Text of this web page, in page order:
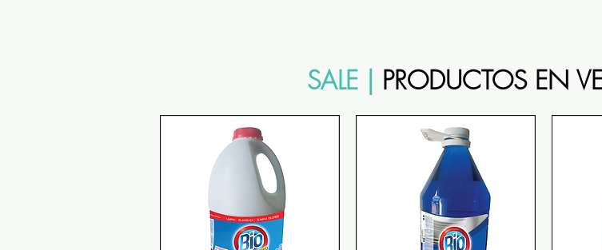
SALE | PRODUCTOS EN